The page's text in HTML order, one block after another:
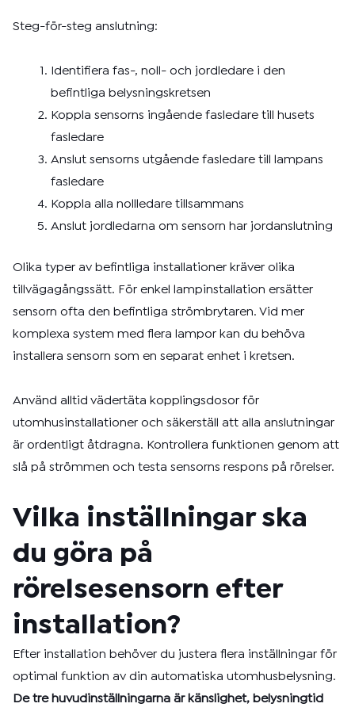
Steg-för-steg anslutning:
Identifiera fas-, noll- och jordledare i den
befintliga belysningskretsen
Koppla sensorns ingående fasledare till husets
fasledare
Anslut sensorns utgående fasledare till lampans
fasledare
Koppla alla nollledare tillsammans
Anslut jordledarna om sensorn har jordanslutning
Olika typer av befintliga installationer kräver olika
tillvägagångssätt. För enkel lampinstallation ersätter
sensorn ofta den befintliga strömbrytaren. Vid mer
komplexa system med flera lampor kan du behöva
installera sensorn som en separat enhet i kretsen.
Använd alltid vädertäta kopplingsdosor för
utomhusinstallationer och säkerställ att alla anslutningar
är ordentligt åtdragna. Kontrollera funktionen genom att
slå på strömmen och testa sensorns respons på rörelser.
Vilka inställningar ska
du göra på
rörelsesensorn efter
installation?
Efter installation behöver du justera flera inställningar för
optimal funktion av din automatiska utomhusbelysning.
De tre huvudinställningarna är känslighet, belysningtid